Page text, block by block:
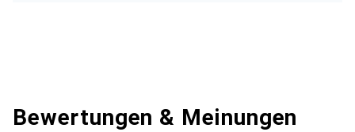
Bewertungen & Meinungen